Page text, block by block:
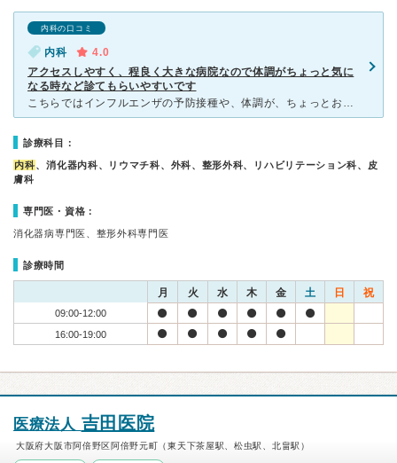
内科の口コミ
内科
4.0
アクセスしやすく、程良く大きな病院なので体調がちょっと気に
なる時など診てもらいやすいです
こちらではインフルエンザの予防接種や、体調が、ちょっとおかしいと感じた時に何回か診て頂きました。地下鉄の駅からも近く、あびこ筋沿いなので遠くからでも目立ち、近くに引っ越してきてすぐに、この辺りでは大き
診療科目：
内科、消化器内科、リウマチ科、外科、整形外科、リハビリテーション科、皮
膚科
専門医・資格：
消化器病専門医、整形外科専門医
診療時間
月 火 水 木 金 土 日 祝
09:00-12:00
16:00-19:00
医療法人 吉田医院
大阪府大阪市阿倍野区阿倍野元町（東天下茶屋駅、松虫駅、北畠駅）